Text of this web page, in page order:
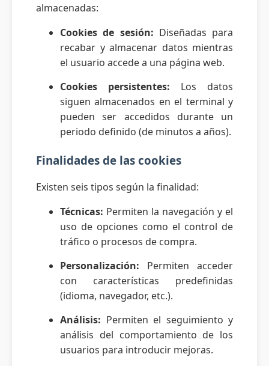
almacenadas:
Cookies de sesión: Diseñadas para
recabar y almacenar datos mientras
el usuario accede a una página web.
Cookies persistentes: Los datos
siguen almacenados en el terminal y
pueden ser accedidos durante un
periodo definido (de minutos a años).
Finalidades de las cookies
Existen seis tipos según la finalidad:
Técnicas: Permiten la navegación y el
uso de opciones como el control de
tráfico o procesos de compra.
Personalización: Permiten acceder
con características predefinidas
(idioma, navegador, etc.).
Análisis: Permiten el seguimiento y
análisis del comportamiento de los
usuarios para introducir mejoras.